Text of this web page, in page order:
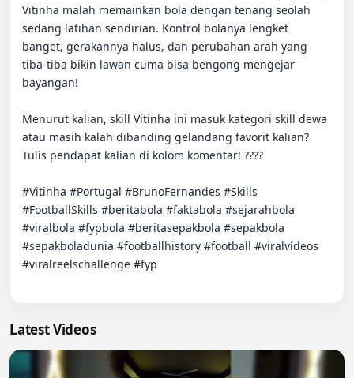
Vitinha malah memainkan bola dengan tenang seolah
sedang latihan sendirian. Kontrol bolanya lengket
banget, gerakannya halus, dan perubahan arah yang
tiba-tiba bikin lawan cuma bisa bengong mengejar
bayangan!
Menurut kalian, skill Vitinha ini masuk kategori skill dewa
atau masih kalah dibanding gelandang favorit kalian?
Tulis pendapat kalian di kolom komentar! ????
#Vitinha #Portugal #BrunoFernandes #Skills
#FootballSkills #beritabola #faktabola #sejarahbola
#viralbola #fypbola #beritasepakbola #sepakbola
#sepakboladunia #footballhistory #football #viralvídeos
#viralreelschallenge #fyp
Latest Videos